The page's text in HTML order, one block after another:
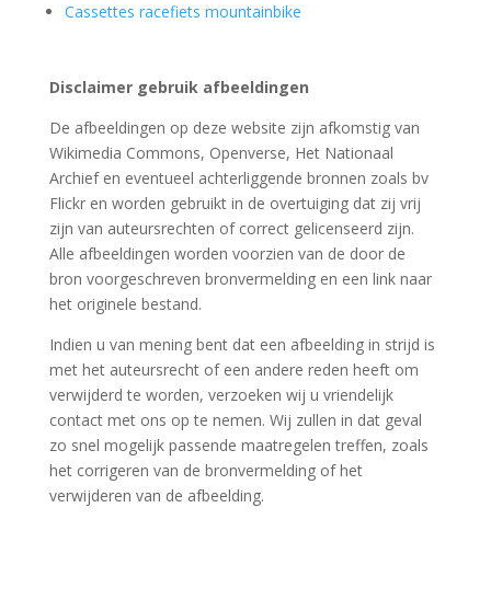
Cassettes racefiets mountainbike
Disclaimer gebruik afbeeldingen
De afbeeldingen op deze website zijn afkomstig van
Wikimedia Commons, Openverse, Het Nationaal
Archief en eventueel achterliggende bronnen zoals bv
Flickr en worden gebruikt in de overtuiging dat zij vrij
zijn van auteursrechten of correct gelicenseerd zijn.
Alle afbeeldingen worden voorzien van de door de
bron voorgeschreven bronvermelding en een link naar
het originele bestand.
Indien u van mening bent dat een afbeelding in strijd is
met het auteursrecht of een andere reden heeft om
verwijderd te worden, verzoeken wij u vriendelijk
contact met ons op te nemen. Wij zullen in dat geval
zo snel mogelijk passende maatregelen treffen, zoals
het corrigeren van de bronvermelding of het
verwijderen van de afbeelding.